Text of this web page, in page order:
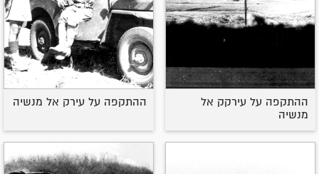
ההתקפה על עירקק אל
מנשיה
ההתקפה על עירק אל מנשיה